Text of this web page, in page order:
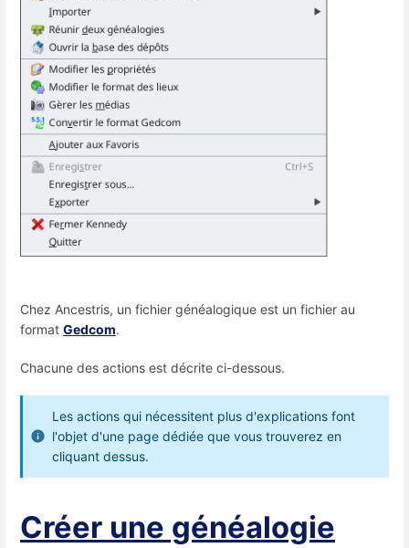
Chez Ancestris, un fichier généalogique est un fichier au
format Gedcom.
Chacune des actions est décrite ci-dessous.
Les actions qui nécessitent plus d'explications font
l'objet d'une page dédiée que vous trouverez en
cliquant dessus.
Créer une généalogie